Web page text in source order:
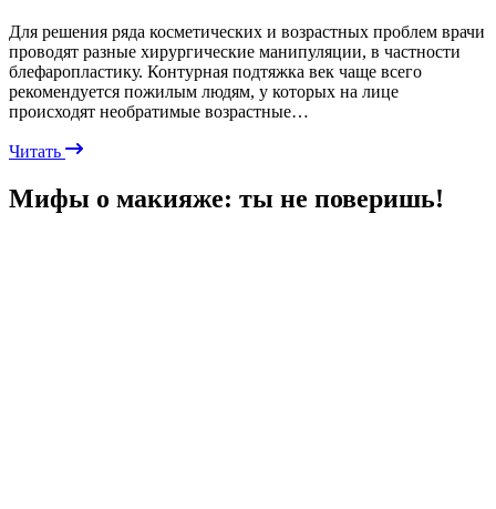
Для решения ряда косметических и возрастных проблем врачи
проводят разные хирургические манипуляции, в частности
блефаропластику. Контурная подтяжка век чаще всего
рекомендуется пожилым людям, у которых на лице
происходят необратимые возрастные…
Читать
Мифы о макияже: ты не поверишь!